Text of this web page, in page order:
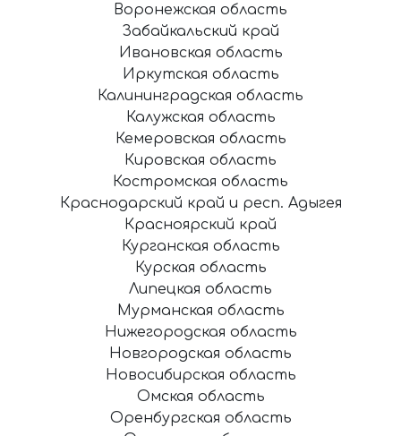
Воронежская область
Забайкальский край
Ивановская область
Иркутская область
Калининградская область
Калужская область
Кемеровская область
Кировская область
Костромская область
Краснодарский край и респ. Адыгея
Красноярский край
Курганская область
Курская область
Липецкая область
Мурманская область
Нижегородская область
Новгородская область
Новосибирская область
Омская область
Оренбургская область